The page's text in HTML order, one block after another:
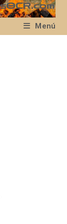
Menú